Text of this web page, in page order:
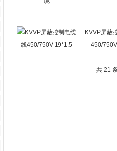
KVVP屏蔽
450/
共 21